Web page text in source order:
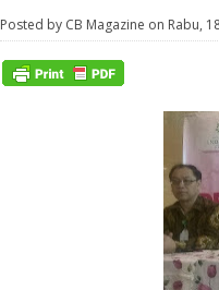
Posted by CB Magazine on Rabu,